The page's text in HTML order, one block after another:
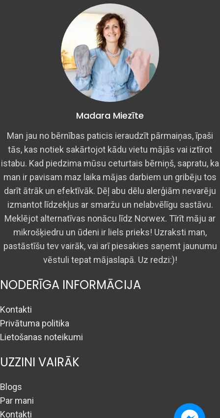
Madara Miezīte
Man jau no bērnības paticis ieraudzīt pārmaiņas, īpaši
tās, kas notiek sakārtojot kādu vietu mājās vai iztīrot
istabu. Kad piedzima mūsu ceturtais bērniņš, sapratu, ka
man ir pavisam maz laika mājas darbiem un gribēju tos
darīt ātrāk un efektīvāk. Dēļ abu dēlu alerģiām nevarēju
izmantot līdzekļus ar smaržu un nelabvēlīgu sastāvu.
Meklējot alternatīvas nonācu līdz Norwex. Tīrīt māju ar
mikrošķiedru un ūdeni ir liels prieks! Uzraksti man,
pastāstīšu tev vairāk, vai arī piesakies saņemt jaunumu
vēstuli tepat mājaslapā. Uz redzi:)!
NODERĪGA INFORMĀCIJA
Kontakti
Privātuma politika
Lietošanas noteikumi
UZZINI VAIRĀK
Blogs
Par mani
Kontakti